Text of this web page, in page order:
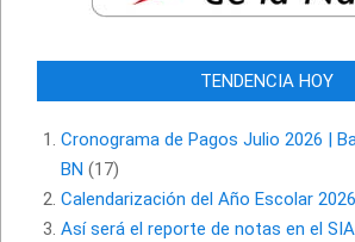
TENDENCIA HOY
Cronograma de Pagos Julio 2026 |
BN (17)
Calendarización del Año Escolar
Así será el reporte de notas en el